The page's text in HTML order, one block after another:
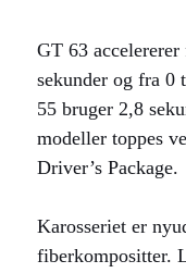
GT 63
sekunder og fra 0
55 bruger 2,8
modeller toppes
Driver’s Package.
Karosseriet er
fiberkompositter.